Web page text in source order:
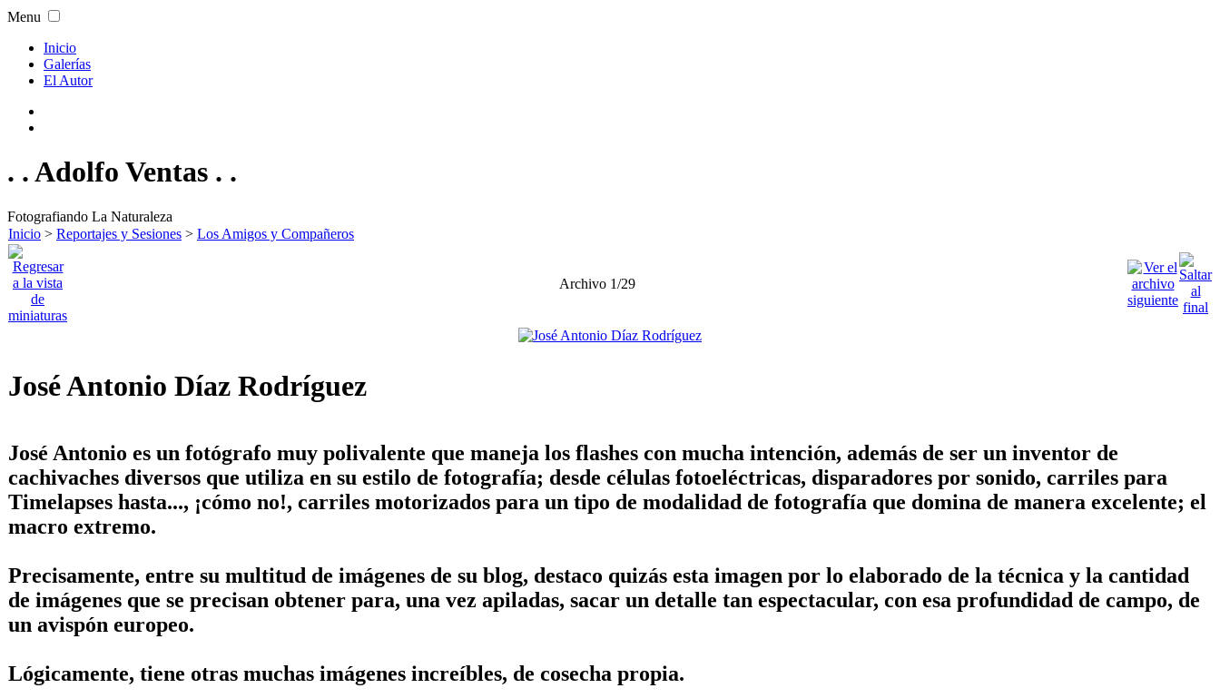
Menu
Inicio
Galerías
El Autor
. . Adolfo Ventas . .
Fotografiando La Naturaleza
Inicio > Reportajes y Sesiones > Los Amigos y Compañeros
Archivo 1/29
José Antonio Díaz Rodríguez
José Antonio es un fotógrafo muy polivalente que maneja los flashes con mucha intención, además de ser un inventor de
cachivaches diversos que utiliza en su estilo de fotografía; desde células fotoeléctricas, disparadores por sonido, carriles para
Timelapses hasta..., ¡cómo no!, carriles motorizados para un tipo de modalidad de fotografía que domina de manera excelente; el
macro extremo.
Precisamente, entre su multitud de imágenes de su blog, destaco quizás esta imagen por lo elaborado de la técnica y la cantidad
de imágenes que se precisan obtener para, una vez apiladas, sacar un detalle tan espectacular, con esa profundidad de campo, de
un avispón europeo.
Lógicamente, tiene otras muchas imágenes increíbles, de cosecha propia.